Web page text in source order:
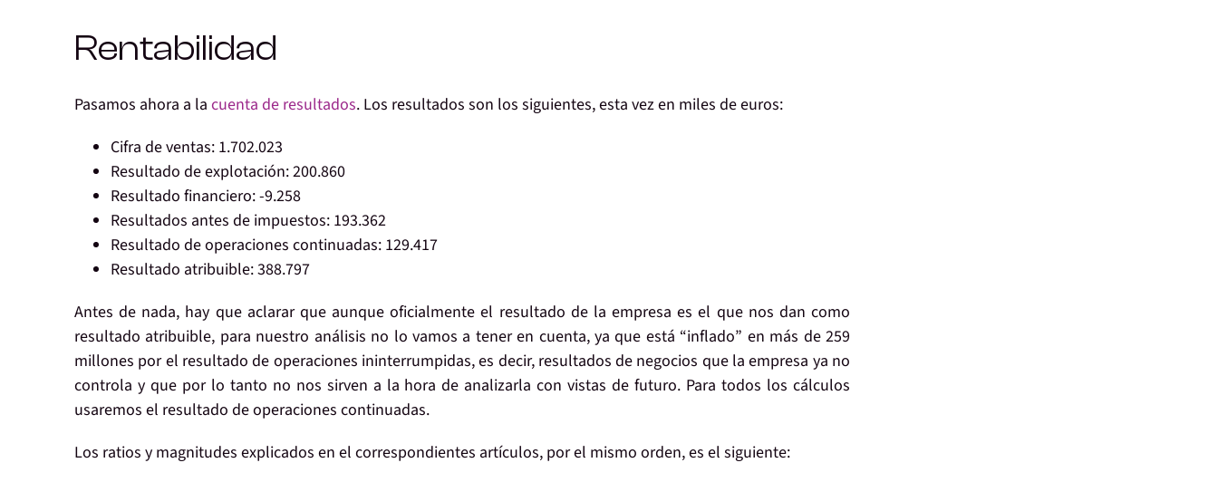
Rentabilidad
Pasamos ahora a la cuenta de resultados. Los resultados son los siguientes, esta vez en miles de euros:
Cifra deventas: 1.702.023
Resultado deexplotación: 200.860
Resultado financiero: -9.258
Resultados antes de impuestos: 193.362
Resultado deoperaciones continuadas: 129.417
Resultado atribuible: 388.797
Antes de nada, hay que aclarar que aunque oficialmente el resultado de la empresa es el que nos dan como
resultado atribuible, para nuestro análisis no lo vamos a tener en cuenta, ya que está “inflado” en más de 259
millones por el resultado de operaciones ininterrumpidas, es decir, resultados de negocios que la empresa ya no
controla y que por lo tanto no nos sirven a la hora de analizarla con vistas de futuro. Para todos los cálculos
usaremos el resultado de operaciones continuadas.
Los ratios y magnitudes explicados en el correspondientes artículos, por el mismo orden, es el siguiente: